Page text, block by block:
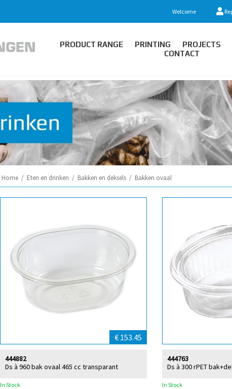
Welcome
PRODUCT RANGE PRINTING PROJECTS
CONTACT
Home / Eten en drinken / Bakken en deksels / Bakken ovaal
€ 153.45
Ds à 960 bak ovaal 465 cc transparant
444882
In Stock
Ds à 300 rPET
444763
In Stock